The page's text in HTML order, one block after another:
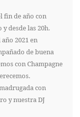
fin de año con
desde las 20h.
2021 en
de buena
con Champagne
con
y nuestra DJ